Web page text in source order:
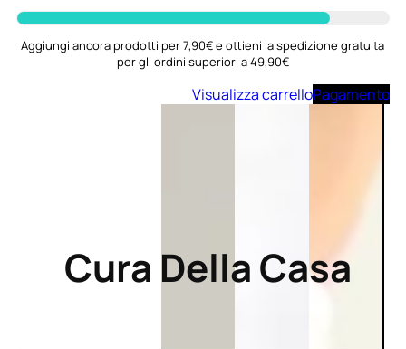
Aggiungi ancora prodotti per 7,90€ e ottieni la spedizione gratuita
per gli ordini superiori a 49,90€
Visualizza carrelloPagamento
Cura Della Casa